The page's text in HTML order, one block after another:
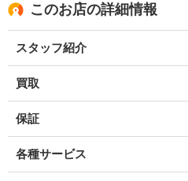
このお店の詳細情報
スタッフ紹介
買取
保証
各種サービス